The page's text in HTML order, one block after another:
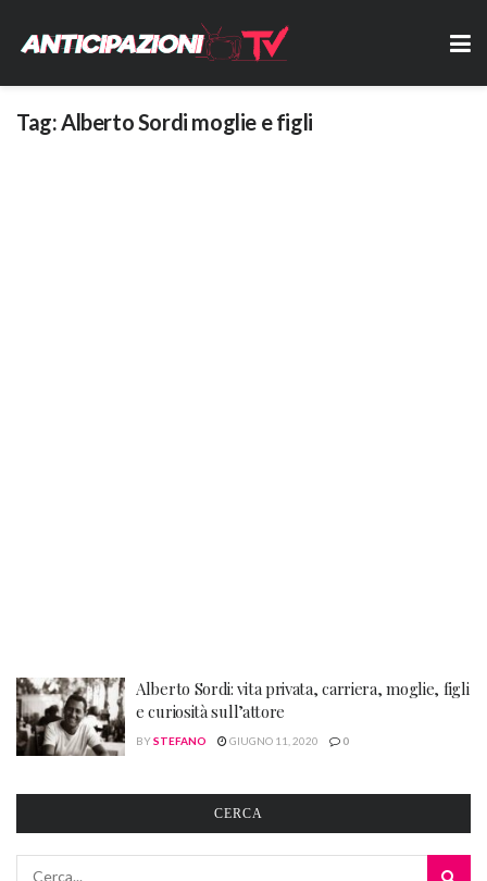
Tag:Alberto Sordi moglie e figli
Alberto Sordi: vita privata, carriera, moglie, figli
e curiosità sull’attore
BYSTEFANO GIUGNO 11, 2020 0
CERCA